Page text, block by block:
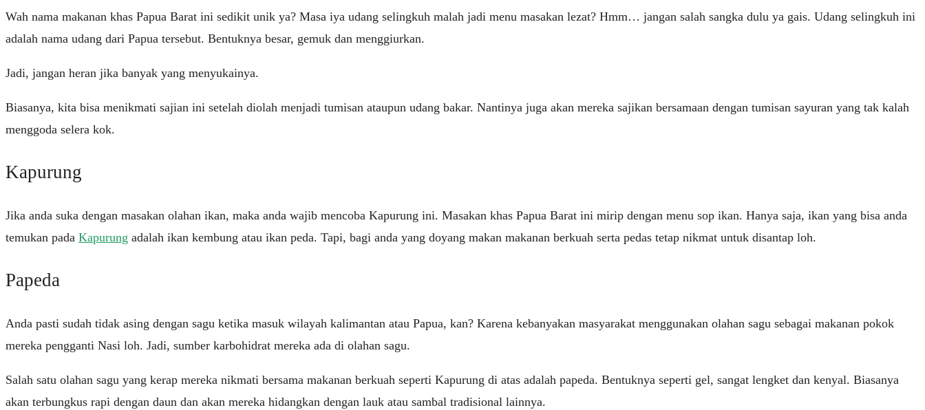
Wah nama makanan khas Papua Barat ini sedikit unik ya? Masa iya udang selingkuh malah jadi menu masakan lezat? Hmm… jangan salah sangka dulu ya gais. Udang selingkuh ini
adalah nama udang dari Papua tersebut. Bentuknya besar, gemuk dan menggiurkan.
Jadi, jangan heran jika banyak yang menyukainya.
Biasanya, kita bisa menikmati sajian ini setelah diolah menjadi tumisan ataupun udang bakar. Nantinya juga akan mereka sajikan bersamaan dengan tumisan sayuran yang tak kalah
menggoda selera kok.
Kapurung
Jika anda suka dengan masakan olahan ikan, maka anda wajib mencoba Kapurung ini. Masakan khas Papua Barat ini mirip dengan menu sop ikan. Hanya saja, ikan yang bisa anda
temukan pada Kapurung adalah ikan kembung atau ikan peda. Tapi, bagi anda yang doyang makan makanan berkuah serta pedas tetap nikmat untuk disantap loh.
Papeda
Anda pasti sudah tidak asing dengan sagu ketika masuk wilayah kalimantan atau Papua, kan? Karena kebanyakan masyarakat menggunakan olahan sagu sebagai makanan pokok
mereka pengganti Nasi loh. Jadi, sumber karbohidrat mereka ada di olahan sagu.
Salah satu olahan sagu yang kerap mereka nikmati bersama makanan berkuah seperti Kapurung di atas adalah papeda. Bentuknya seperti gel, sangat lengket dan kenyal. Biasanya
akan terbungkus rapi dengan daun dan akan mereka hidangkan dengan lauk atau sambal tradisional lainnya.